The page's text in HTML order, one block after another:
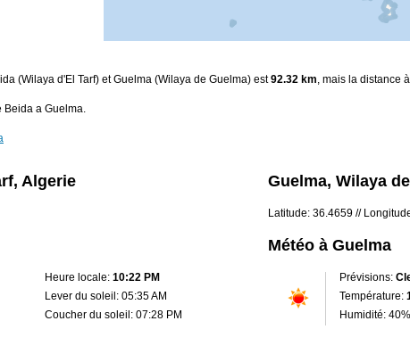
(Wilaya d'El Tarf) et Guelma (Wilaya de Guelma) est92.32 km, mais la distance
Beida a Guelma.
Algerie
Heure locale: 10:22 PM
Lever du soleil: 05:35 AM
Coucher du soleil: 07:28 PM
Guelma, Wilaya
Latitude: 36.4659 //
Météo à Guelma
Prévisions:
Température:
Humidité: 40%